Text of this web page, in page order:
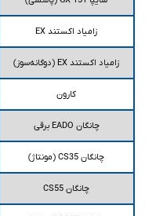
زامیاد اکستند EX
زامیاد اکستند EX (دوگانه‌سوز)
کارون
چانگان EADO برقی
چانگان CS35 (مونتاژ)
چانگان CS55